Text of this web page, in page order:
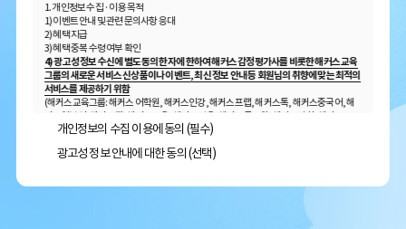
1. 개인정보 수집 · 이용 목적
1) 이벤트 안내 및 관련 문의사항 응대
2) 혜택 지급
3) 혜택 중복 수령 여부 확인
4) 광고성 정보 수신에 별도 동의한 자에 한하여 해커스 감정평가사를 비롯한 해커스 교육
그룹의 새로운 서비스 신상품이나 이벤트, 최신 정보 안내 등 회원님의 취향에 맞는 최적의
서비스를 제공하기 위함
(해커스교육그룹: 해커스 어학원, 해커스인강, 해커스프랩, 해커스톡, 해커스중국어, 해
커스일본어, 해커스잡, 해커스금융, 해커스임용, 해커스공무원, 해커스경찰, 해커스소
방, 해커스공인중개사, 해커스주택관리사, 해커스편입 등)
2. 개인정보 수집·이용 항목: 이름, 휴대폰번호, 이메일
3. 개인정보 보유/이용 기간:수집한 개인정보는 회원 탈퇴 시까지 보관합니다. 단, 이벤트
4. 이벤트 신청 회원은 개인정보 수집·이용을 거부할 수 있습니다. 단, 거부의 경우 이벤트
개인정보의 수집 이용에 동의 (필수)
광고성 정보 안내에 대한 동의 (선택)